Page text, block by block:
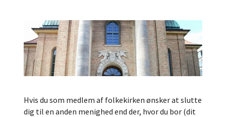
Hvis du som medlem af folkekirken ønsker at slutte
dig til en anden menighed end der, hvor du bor (dit